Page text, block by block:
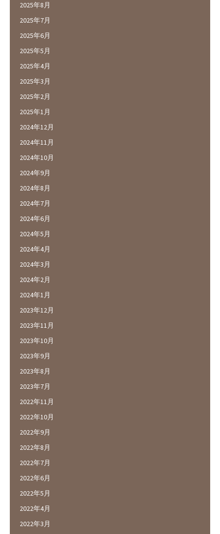
2025年8月
2025年7月
2025年6月
2025年5月
2025年4月
2025年3月
2025年2月
2025年1月
2024年12月
2024年11月
2024年10月
2024年9月
2024年8月
2024年7月
2024年6月
2024年5月
2024年4月
2024年3月
2024年2月
2024年1月
2023年12月
2023年11月
2023年10月
2023年9月
2023年8月
2023年7月
2022年11月
2022年10月
2022年9月
2022年8月
2022年7月
2022年6月
2022年5月
2022年4月
2022年3月